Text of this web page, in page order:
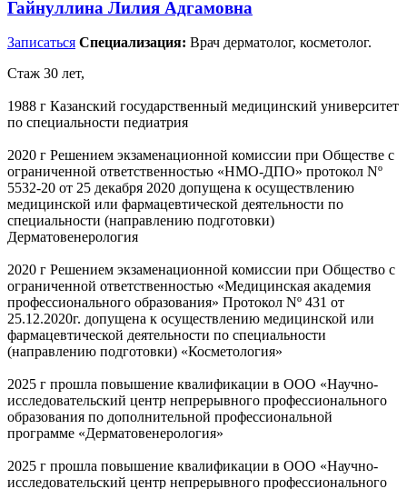
Гайнуллина Лилия Адгамовна
Записаться Специализация: Врач дерматолог, косметолог.
Стаж 30 лет,
1988 г Казанский государственный медицинский университет
по специальности педиатрия
2020 г Решением экзаменационной комиссии при Обществе с
ограниченной ответственностью «НМО-ДПО» протокол Nº
5532-20 от 25 декабря 2020 допущена к осуществлению
медицинской или фармацевтической деятельности по
специальности (направлению подготовки)
Дерматовенерология
2020 г Решением экзаменационной комиссии при Общество с
ограниченной ответственностью «Медицинская академия
профессионального образования» Протокол Nº 431 от
25.12.2020г. допущена к осуществлению медицинской или
фармацевтической деятельности по специальности
(направлению подготовки) «Косметология»
2025 г прошла повышение квалификации в ООО «Научно-
исследовательский центр непрерывного профессионального
образования по дополнительной профессиональной
программе «Дерматовенерология»
2025 г прошла повышение квалификации в ООО «Научно-
исследовательский центр непрерывного профессионального